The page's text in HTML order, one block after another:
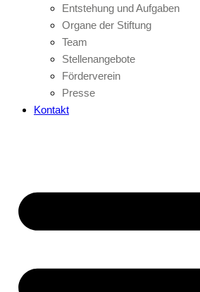
Entstehung und Aufgaben
Organe der Stiftung
Team
Stellenangebote
Förderverein
Presse
Kontakt